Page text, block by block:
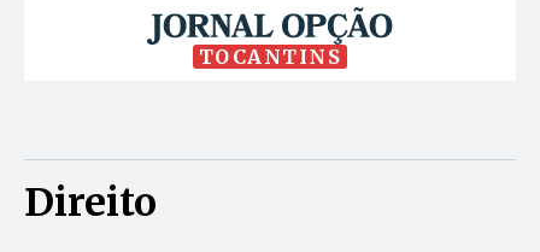
TOCANTINS
Direito